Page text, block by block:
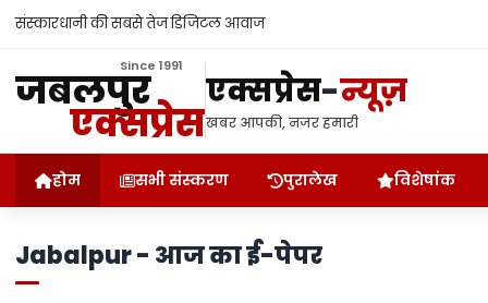
संस्कारधानी की सबसे तेज डिजिटल आवाज
Since 1991
जबलपुर
एक्सप्रेस
एक्सप्रेस-न्यूज़
खबर आपकी, नजर हमारी
होम सभी संस्करण पुरालेख विशेषांक
Jabalpur - आज का ई-पेपर